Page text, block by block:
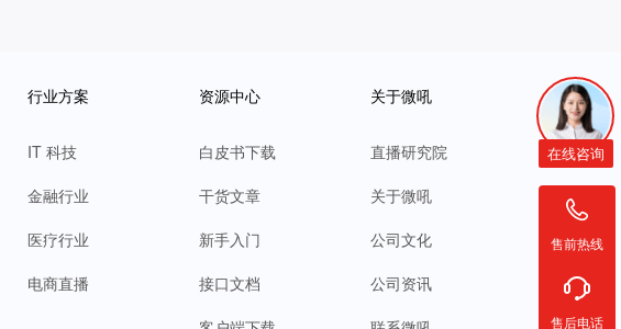
行业方案
IT 科技
金融行业
医疗行业
电商直播
资源中心
白皮书下载
干货文章
新手入门
接口文档
关于微吼
直播研究院
关于微吼
公司文化
公司资讯
在线咨询
售前热线
售后电话